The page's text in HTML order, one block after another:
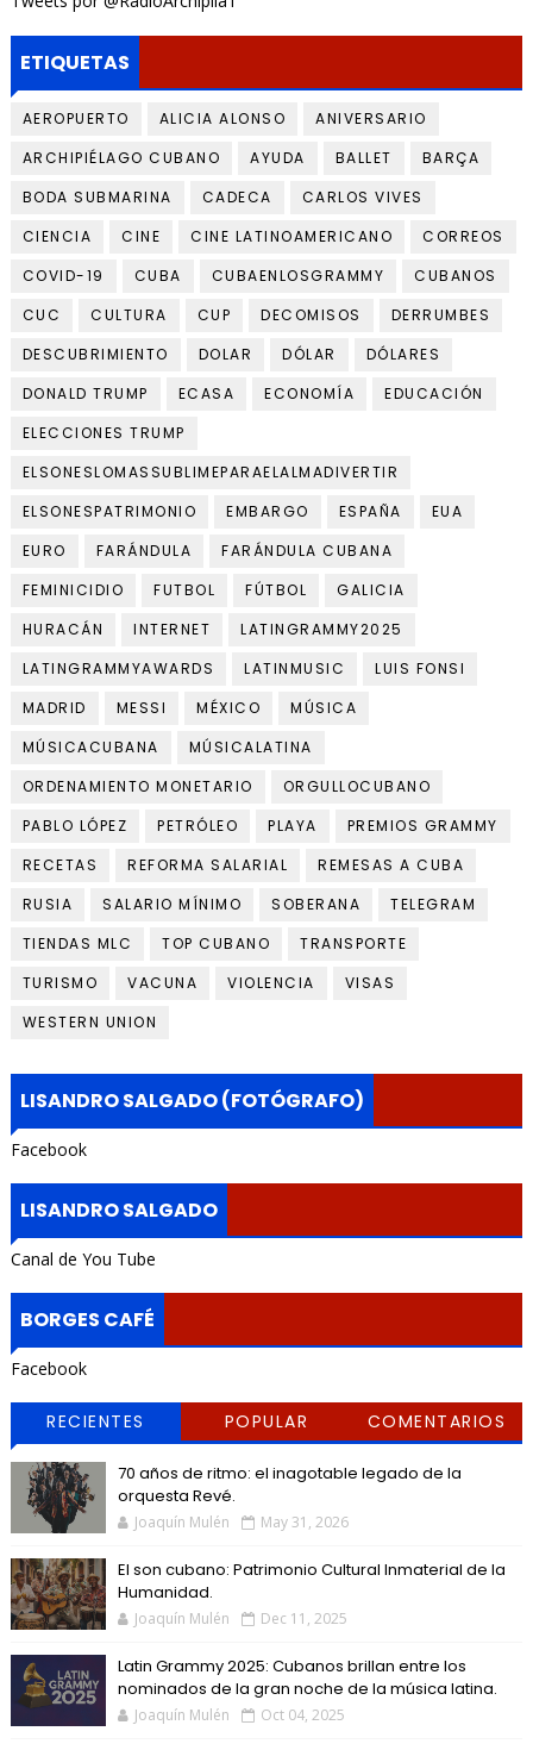
ETIQUETAS
AEROPUERTO ALICIA ALONSO
ANIVERSARIO
ARCHIPIÉLAGO CUBANO
AYUDA BALLET
BARÇA
BODA SUBMARINA
CADECA
CARLOS VIVES
CIENCIA
CINE CINE LATINOAMERICANO
CORREOS
COVID-19
CUBA CUBAENLOSGRAMMY
CUBANOS
CUC
CULTURA CUP DECOMISOS
DERRUMBES
DESCUBRIMIENTO
DOLAR DÓLAR
DÓLARES
DONALD TRUMP
ECASA ECONOMÍA
EDUCACIÓN
ELECCIONES TRUMP
ELSONESLOMASSUBLIMEPARAELALMADIVERTIR
ELSONESPATRIMONIO
EMBARGO ESPAÑA
EUA
EURO
FARÁNDULA
FARÁNDULA CUBANA
FEMINICIDIO
FUTBOL FÚTBOL
GALICIA
HURACÁN
INTERNET
LATINGRAMMY2025
LATINGRAMMYAWARDS
LATINMUSIC
LUIS FONSI
MADRID
MESSI MÉXICO
MÚSICA
MÚSICACUBANA
MÚSICALATINA
ORDENAMIENTO MONETARIO
ORGULLOCUBANO
PABLO LÓPEZ
PETRÓLEO PLAYA
PREMIOS GRAMMY
RECETAS
REFORMA SALARIAL
REMESAS A CUBA
RUSIA
SALARIO MÍNIMO SOBERANA
TELEGRAM
TIENDAS MLC
TOP CUBANO
TRANSPORTE
TURISMO
VACUNA VIOLENCIA
VISAS
WESTERN UNION
LISANDRO SALGADO (FOTÓGRAFO)
Facebook
LISANDRO SALGADO
Canal de You Tube
BORGES CAFÉ
Facebook
RECIENTES POPULAR COMENTARIOS
70 años de ritmo: el inagotable legado de la
orquesta Revé.
Joaquín Mulén May 31, 2026
El son cubano: Patrimonio Cultural Inmaterial de la
Humanidad.
Joaquín Mulén Dec 11, 2025
Latin Grammy 2025: Cubanos brillan entre los
nominados de la gran noche de la música latina.
Joaquín Mulén Oct 04, 2025